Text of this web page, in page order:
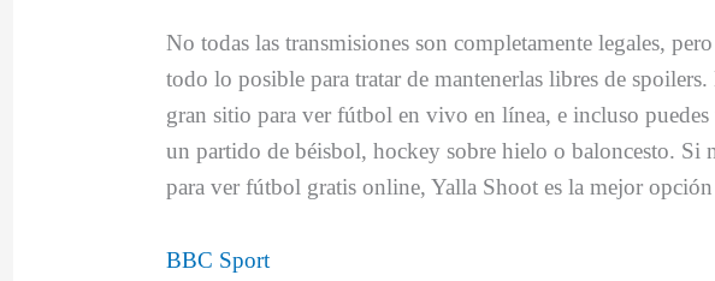
No todas las transmisiones son completamente legales,
todo lo posible para tratar de mantenerlas libres de
gran sitio para ver fútbol en vivo en línea, e incluso puedes
un partido de béisbol, hockey sobre hielo o baloncesto. Si
para ver fútbol gratis online, Yalla Shoot es la mejor
BBC Sport